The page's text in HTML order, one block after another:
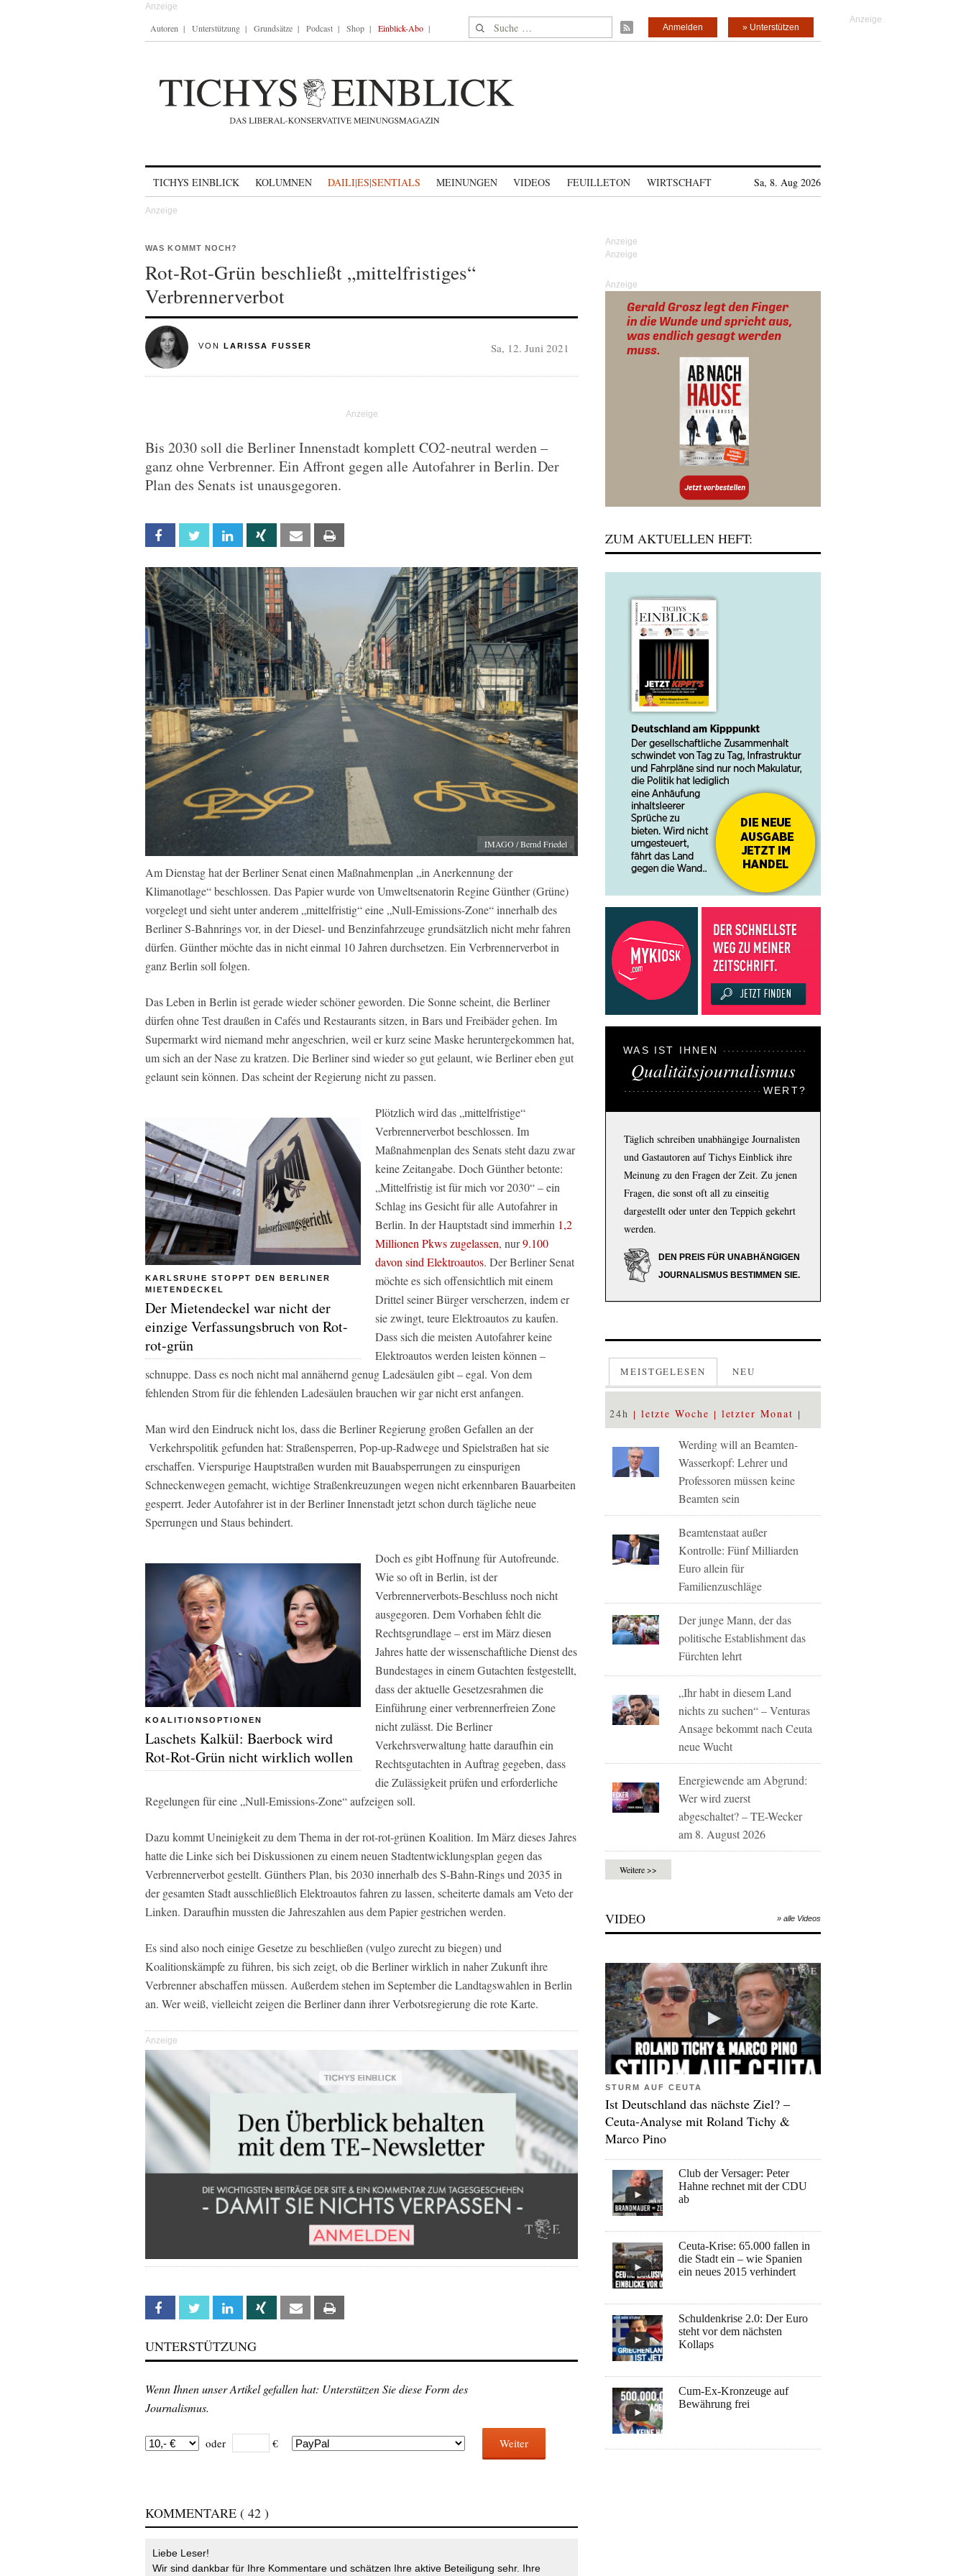
Autoren Unterstützung Grundsätze Podcast Shop Einblick-Abo Suche nach: » Unterstützen
Anmelden
TICHYS EINBLICK KOLUMNEN DAILI|ES|SENTIALS MEINUNGEN VIDEOS FEUILLETON WIRTSCHAFT Sa, 8. Aug 2026
WAS KOMMT NOCH?
Rot-Rot-Grün beschließt „mittelfristiges“
Verbrennerverbot
VON LARISSA FUSSER Sa, 12. Juni 2021
Bis 2030 soll die Berliner Innenstadt komplett CO2-neutral werden –
ganz ohne Verbrenner. Ein Affront gegen alle Autofahrer in Berlin. Der
Plan des Senats ist unausgegoren.
Facebook Twitter Linkedin Xing Email
IMAGO / Bernd Friedel
Am Dienstag hat der Berliner Senat einen Maßnahmenplan „in Anerkennung der
Klimanotlage“ beschlossen. Das Papier wurde von Umweltsenatorin Regine Günther (Grüne)
vorgelegt und sieht unter anderem „mittelfristig“ eine „Null-Emissions-Zone“ innerhalb des
Berliner S-Bahnrings vor, in der Diesel- und Benzinfahrzeuge grundsätzlich nicht mehr fahren
dürfen. Günther möchte das in nicht einmal 10 Jahren durchsetzen. Ein Verbrennerverbot in
ganz Berlin soll folgen.
Das Leben in Berlin ist gerade wieder schöner geworden. Die Sonne scheint, die Berliner
dürfen ohne Test draußen in Cafés und Restaurants sitzen, in Bars und Freibäder gehen. Im
Supermarkt wird niemand mehr angeschrien, weil er kurz seine Maske heruntergekommen hat,
um sich an der Nase zu kratzen. Die Berliner sind wieder so gut gelaunt, wie Berliner eben gut
gelaunt sein können. Das scheint der Regierung nicht zu passen.
KARLSRUHE STOPPT DEN BERLINER
MIETENDECKEL
Der Mietendeckel war nicht der
einzige Verfassungsbruch von Rot-
rot-grün
Plötzlich wird das „mittelfristige“
Verbrennerverbot beschlossen. Im
Maßnahmenplan des Senats steht dazu zwar
keine Zeitangabe. Doch Günther betonte:
„Mittelfristig ist für mich vor 2030“ – ein
Schlag ins Gesicht für alle Autofahrer in
Berlin. In der Hauptstadt sind immerhin 1,2
Millionen Pkws zugelassen, nur9.100
davon sind Elektroautos. Der Berliner Senat
möchte es sich offensichtlich mit einem
Drittel seiner Bürger verscherzen, indem er
sie zwingt, teure Elektroautos zu kaufen.
Dass sich die meisten Autofahrer keine
Elektroautos werden leisten können –
schnuppe. Dass es noch nicht mal annähernd genug Ladesäulen gibt – egal. Von dem
fehlenden Strom für die fehlenden Ladesäulen brauchen wir gar nicht erst anfangen.
Man wird den Eindruck nicht los, dass die Berliner Regierung großen Gefallen an der
Verkehrspolitik gefunden hat: Straßensperren, Pop-up-Radwege und Spielstraßen hat sie
erschaffen. Vierspurige Hauptstraßen wurden mit Bauabsperrungen zu einspurigen
Schneckenwegen gemacht, wichtige Straßenkreuzungen wegen nicht erkennbaren Bauarbeiten
gesperrt. Jeder Autofahrer ist in der Berliner Innenstadt jetzt schon durch tägliche neue
Sperrungen und Staus behindert.
KOALITIONSOPTIONEN
Laschets Kalkül: Baerbock wird
Rot-Rot-Grün nicht wirklich wollen
Doch es gibt Hoffnung für Autofreunde.
Wie so oft in Berlin, ist der
Verbrennerverbots-Beschluss noch nicht
ausgegoren. Dem Vorhaben fehlt die
Rechtsgrundlage – erst im März diesen
Jahres hatte der wissenschaftliche Dienst des
Bundestages in einem Gutachten festgestellt,
dass der aktuelle Gesetzesrahmen die
Einführung einer verbrennerfreien Zone
nicht zulässt. Die Berliner
Verkehrsverwaltung hatte daraufhin ein
Rechtsgutachten in Auftrag gegeben, dass
die Zulässigkeit prüfen und erforderliche
Regelungen für eine „Null-Emissions-Zone“ aufzeigen soll.
Dazu kommt Uneinigkeit zu dem Thema in der rot-rot-grünen Koalition. Im März dieses Jahres
hatte die Linke sich bei Diskussionen zu einem neuen Stadtentwicklungsplan gegen das
Verbrennerverbot gestellt. Günthers Plan, bis 2030 innerhalb des S-Bahn-Rings und 2035 in
der gesamten Stadt ausschließlich Elektroautos fahren zu lassen, scheiterte damals am Veto der
Linken. Daraufhin mussten die Jahreszahlen aus dem Papier gestrichen werden.
Es sind also noch einige Gesetze zu beschließen (vulgo zurecht zu biegen) und
Koalitionskämpfe zu führen, bis sich zeigt, ob die Berliner wirklich in naher Zukunft ihre
Verbrenner abschaffen müssen. Außerdem stehen im September die Landtagswahlen in Berlin
an. Wer weiß, vielleicht zeigen die Berliner dann ihrer Verbotsregierung die rote Karte.
Anzeige
Facebook Twitter Linkedin Xing Email
UNTERSTÜTZUNG
Wenn Ihnen unser Artikel gefallen hat: Unterstützen Sie diese Form des
Journalismus.
oder € Weiter
KOMMENTARE ( 42 )
Liebe Leser!
Wir sind dankbar für Ihre Kommentare und schätzen Ihre aktive Beteiligung sehr. Ihre
Anzeige
ZUM AKTUELLEN HEFT:
WAS IST IHNEN
Qualitätsjournalismus
WERT?
Täglich schreiben unabhängige Journalisten
und Gastautoren auf Tichys Einblick ihre
Meinung zu den Fragen der Zeit. Zu jenen
Fragen, die sonst oft all zu einseitig
dargestellt oder unter den Teppich gekehrt
werden.
DEN PREIS FÜR UNABHÄNGIGEN
JOURNALISMUS BESTIMMEN SIE.
MEISTGELESEN NEU
24h letzte Woche letzter Monat
Werding will an Beamten-
Wasserkopf: Lehrer und
Professoren müssen keine
Beamten sein
Beamtenstaat außer
Kontrolle: Fünf Milliarden
Euro allein für
Familienzuschläge
Der junge Mann, der das
politische Establishment das
Fürchten lehrt
„Ihr habt in diesem Land
nichts zu suchen“ – Venturas
Ansage bekommt nach Ceuta
neue Wucht
Energiewende am Abgrund:
Wer wird zuerst
abgeschaltet? – TE-Wecker
am 8. August 2026
Weitere >>
VIDEO » alle Videos
STURM AUF CEUTA
Ist Deutschland das nächste Ziel? –
Ceuta-Analyse mit Roland Tichy &
Marco Pino
Club der Versager: Peter
Hahne rechnet mit der CDU
ab
Ceuta-Krise: 65.000 fallen in
die Stadt ein – wie Spanien
ein neues 2015 verhindert
Schuldenkrise 2.0: Der Euro
steht vor dem nächsten
Kollaps
Cum-Ex-Kronzeuge auf
Bewährung frei